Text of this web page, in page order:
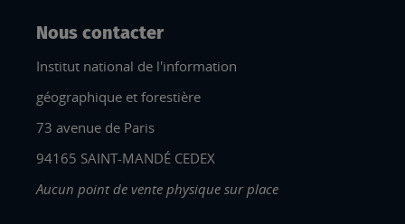
Nous contacter
Institut national de l'information
géographique et forestière
73 avenue de Paris
94165 SAINT-MANDÉ CEDEX
Aucun point de vente physique sur place